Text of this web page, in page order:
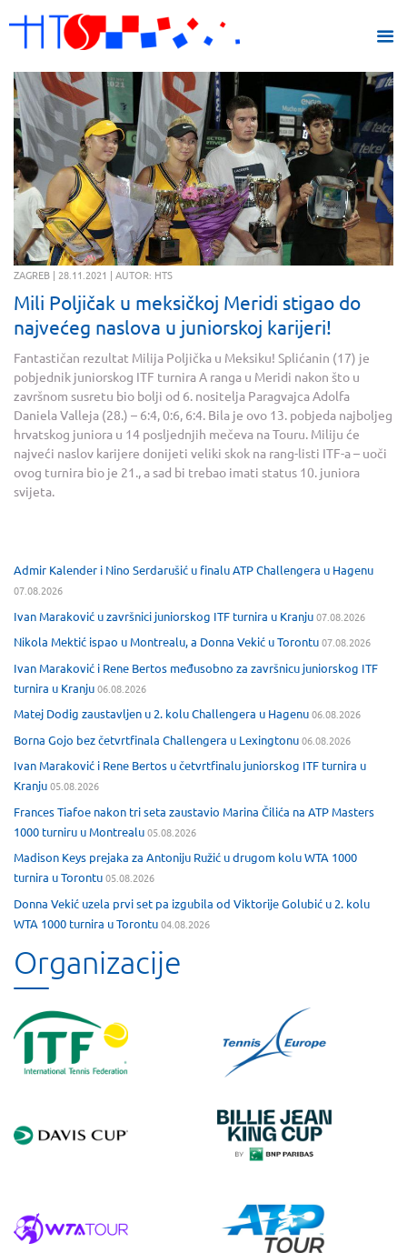
ZAGREB | 28.11.2021 | AUTOR: HTS
Mili Poljičak u meksičkoj Meridi stigao do
najvećeg naslova u juniorskoj karijeri!
Fantastičan rezultat Milija Poljička u Meksiku! Splićanin (17) je
pobjednik juniorskog ITF turnira A ranga u Meridi nakon što u
završnom susretu bio bolji od 6. nositelja Paragvajca Adolfa
Daniela Valleja (28.) – 6:4, 0:6, 6:4. Bila je ovo 13. pobjeda najboljeg
hrvatskog juniora u 14 posljednjih mečeva na Touru. Miliju će
najveći naslov karijere donijeti veliki skok na rang-listi ITF-a – uoči
ovog turnira bio je 21., a sad bi trebao imati status 10. juniora
svijeta.
Admir Kalender i Nino Serdarušić u finalu ATP Challengera u Hagenu
07.08.2026
Ivan Maraković u završnici juniorskog ITF turnira u Kranju07.08.2026
Nikola Mektić ispao u Montrealu, a Donna Vekić u Torontu07.08.2026
Ivan Maraković i Rene Bertos međusobno za završnicu juniorskog ITF
turnira u Kranju06.08.2026
Matej Dodig zaustavljen u 2. kolu Challengera u Hagenu06.08.2026
Borna Gojo bez četvrtfinala Challengera u Lexingtonu06.08.2026
Ivan Maraković i Rene Bertos u četvrtfinalu juniorskog ITF turnira u
Kranju05.08.2026
Frances Tiafoe nakon tri seta zaustavio Marina Čilića na ATP Masters
1000 turniru u Montrealu05.08.2026
Madison Keys prejaka za Antoniju Ružić u drugom kolu WTA 1000
turnira u Torontu05.08.2026
Donna Vekić uzela prvi set pa izgubila od Viktorije Golubić u 2. kolu
WTA 1000 turnira u Torontu04.08.2026
Organizacije